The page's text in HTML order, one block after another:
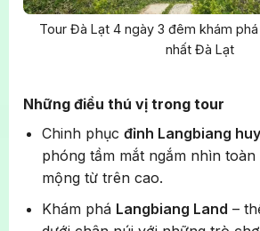
Tour Đà Lạt 4 ngày 3 đêm khám
nhất Đà Lạt
Những điều thú vị trong tour
Chinh phục đỉnh Langbiang
phóng tầm mắt ngắm nhìn
mộng từ trên cao.
Khám phá Langbiang Land –